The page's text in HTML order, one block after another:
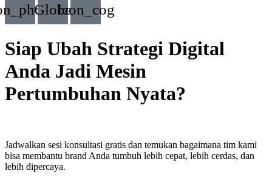
GlobeIcon_cog
Siap Ubah Strategi Digital
Anda Jadi Mesin
Pertumbuhan Nyata?
Jadwalkan sesi konsultasi gratis dan temukan bagaimana tim kami
bisa membantu brand Anda tumbuh lebih cepat, lebih cerdas, dan
lebih dipercaya.